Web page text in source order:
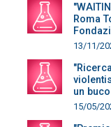
Roma
13/11/
un
15/05/